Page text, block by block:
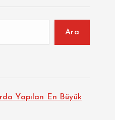
Ara
Yapılan En Büyük